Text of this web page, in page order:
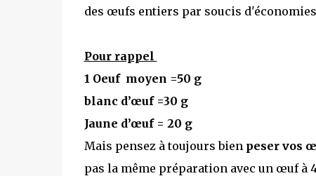
des œufs entiers par soucis
Pour rappel
1 Oeuf moyen =50 g
blanc d’œuf =30 g
Jaune d’œuf = 20 g
Mais pensez à toujours bien peser vos
pas la même préparation avec un œuf à